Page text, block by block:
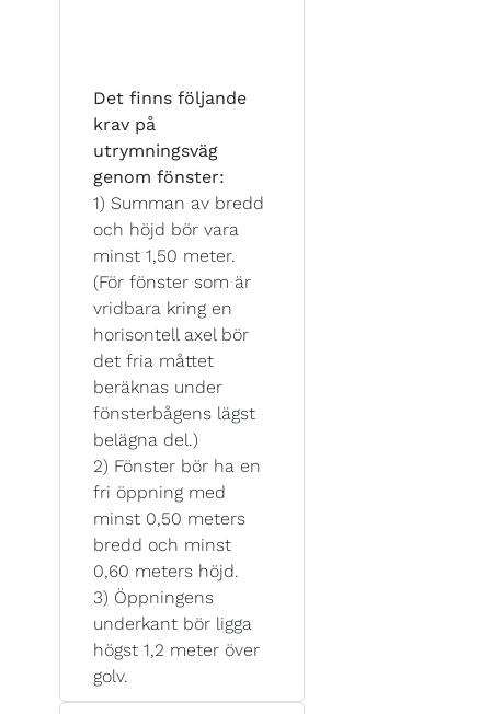
Det finns följande
krav på
utrymningsväg
genom fönster:
1) Summan av bredd
och höjd bör vara
minst 1,50 meter.
(För fönster som är
vridbara kring en
horisontell axel bör
det fria måttet
beräknas under
fönsterbågens lägst
belägna del.)
2) Fönster bör ha en
fri öppning med
minst 0,50 meters
bredd och minst
0,60 meters höjd.
3) Öppningens
underkant bör ligga
högst 1,2 meter över
golv.